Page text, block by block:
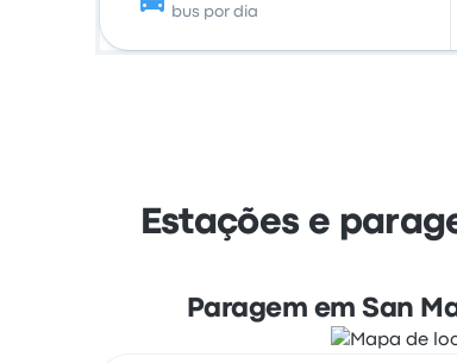
bus por dia
Estações e
Paragem em San